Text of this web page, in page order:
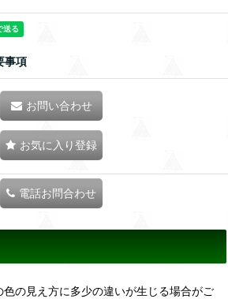
事項
お問い合わせ
お気に入り登録
電話お問合わせ
の見え方に多少の違いが生じる場合がご